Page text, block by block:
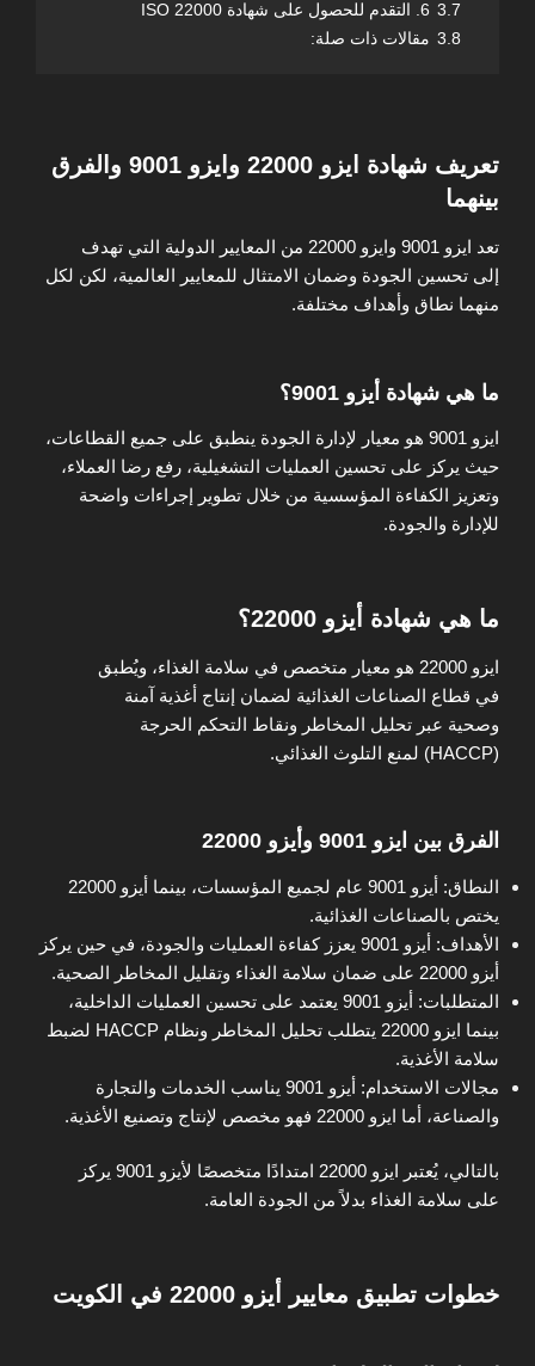
3.7 6. التقدم للحصول على شهادة ISO 22000
3.8 مقالات ذات صلة:
تعريف شهادة ايزو 22000 وايزو 9001 والفرق
بينهما
تعد ايزو 9001 وايزو 22000 من المعايير الدولية التي تهدف
إلى تحسين الجودة وضمان الامتثال للمعايير العالمية، لكن لكل
منهما نطاق وأهداف مختلفة.
ما هي شهادة أيزو 9001؟
ايزو 9001 هو معيار لإدارة الجودة ينطبق على جميع القطاعات،
حيث يركز على تحسين العمليات التشغيلية، رفع رضا العملاء،
وتعزيز الكفاءة المؤسسية من خلال تطوير إجراءات واضحة
للإدارة والجودة.
ما هي شهادة أيزو 22000؟
ايزو 22000 هو معيار متخصص في سلامة الغذاء، ويُطبق
في قطاع الصناعات الغذائية لضمان إنتاج أغذية آمنة
وصحية عبر تحليل المخاطر ونقاط التحكم الحرجة
(HACCP) لمنع التلوث الغذائي.
الفرق بين ايزو 9001 وأيزو 22000
النطاق: أيزو 9001 عام لجميع المؤسسات، بينما أيزو 22000
يختص بالصناعات الغذائية.
الأهداف: أيزو 9001 يعزز كفاءة العمليات والجودة، في حين يركز
أيزو 22000 على ضمان سلامة الغذاء وتقليل المخاطر الصحية.
المتطلبات: أيزو 9001 يعتمد على تحسين العمليات الداخلية،
بينما ايزو 22000 يتطلب تحليل المخاطر ونظام HACCP لضبط
سلامة الأغذية.
مجالات الاستخدام: أيزو 9001 يناسب الخدمات والتجارة
والصناعة، أما ايزو 22000 فهو مخصص لإنتاج وتصنيع الأغذية.
بالتالي، يُعتبر ايزو 22000 امتدادًا متخصصًا لأيزو 9001 يركز
على سلامة الغذاء بدلاً من الجودة العامة.
خطوات تطبيق معايير أيزو 22000 في الكويت